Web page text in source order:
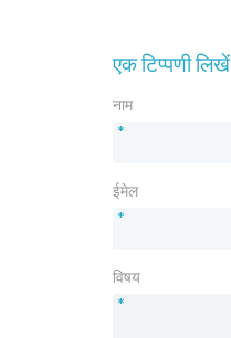
एक टिप्पणी लिखें
नाम
*
ईमेल
*
विषय
*